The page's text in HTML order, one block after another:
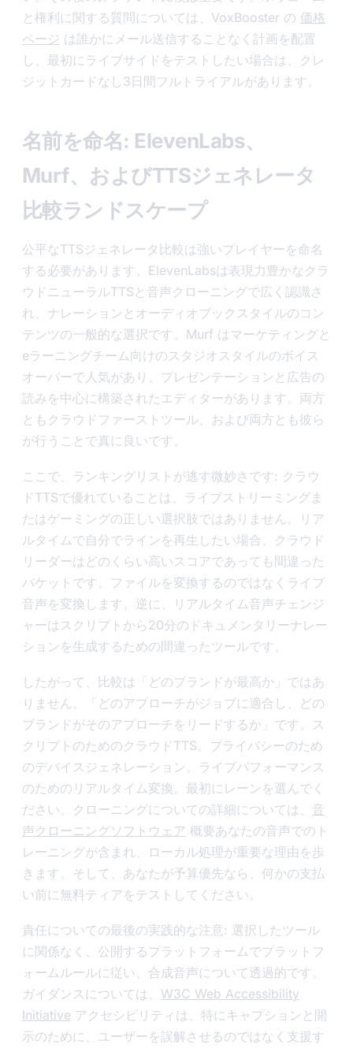
と権利に関する質問については、VoxBooster の 価格
ページ は誰かにメール送信することなく計画を配置
し、最初にライブサイドをテストしたい場合は、クレ
ジットカードなし3日間フルトライアルがあります。
名前を命名: ElevenLabs、
Murf、およびTTSジェネレータ
比較ランドスケープ
公平なTTSジェネレータ比較は強いプレイヤーを命名
する必要があります。ElevenLabsは表現力豊かなクラ
ウドニューラルTTSと音声クローニングで広く認識さ
れ、ナレーションとオーディオブックスタイルのコン
テンツの一般的な選択です。Murf はマーケティングと
eラーニングチーム向けのスタジオスタイルのボイス
オーバーで人気があり、プレゼンテーションと広告の
読みを中心に構築されたエディターがあります。両方
ともクラウドファーストツール、および両方とも彼ら
が行うことで真に良いです。
ここで、ランキングリストが逃す微妙さです: クラウ
ドTTSで優れていることは、ライブストリーミングま
たはゲーミングの正しい選択肢ではありません。リア
ルタイムで自分でラインを再生したい場合、クラウド
リーダーはどのくらい高いスコアであっても間違った
バケットです。ファイルを変換するのではなくライブ
音声を変換します。逆に、リアルタイム音声チェンジ
ャーはスクリプトから20分のドキュメンタリーナレー
ションを生成するための間違ったツールです。
したがって、比較は「どのブランドが最高か」ではあ
りません。「どのアプローチがジョブに適合し、どの
ブランドがそのアプローチをリードするか」です。ス
クリプトのためのクラウドTTS。プライバシーのため
のデバイスジェネレーション。ライブパフォーマンス
のためのリアルタイム変換。最初にレーンを選んでく
ださい。クローニングについての詳細については、 音
声クローニングソフトウェア 概要あなたの音声でのト
レーニングが含まれ、ローカル処理が重要な理由を歩
きます。そして、あなたが予算優先なら、何かの支払
い前に無料ティアをテストしてください。
責任についての最後の実践的な注意: 選択したツール
に関係なく、公開するプラットフォームでプラットフ
ォームルールに従い、合成音声について透過的です。
ガイダンスについては、 W3C Web Accessibility
Initiative アクセシビリティは、特にキャプションと開
示のために、ユーザーを誤解させるのではなく支援す